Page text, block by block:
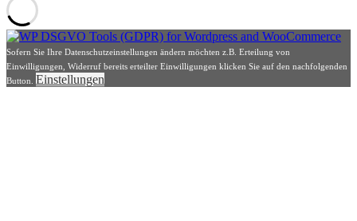
Sofern Sie Ihre Datenschutzeinstellungen ändern möchten z.B. Erteilung von
Einwilligungen, Widerruf bereits erteilter Einwilligungen klicken Sie auf den nachfolgenden
Button. Einstellungen